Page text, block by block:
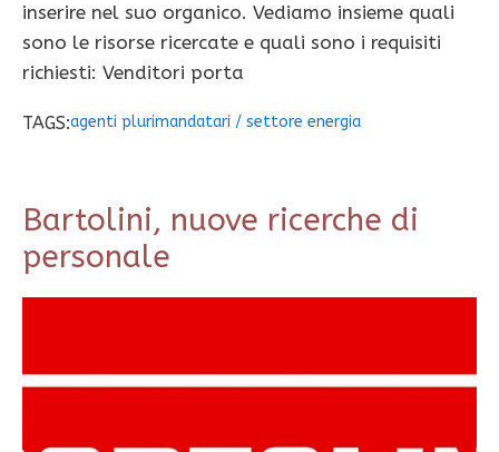
inserire nel suo organico. Vediamo insieme quali
sono le risorse ricercate e quali sono i requisiti
richiesti: Venditori porta
TAGS:agenti plurimandatari / settore energia
Bartolini, nuove ricerche di
personale